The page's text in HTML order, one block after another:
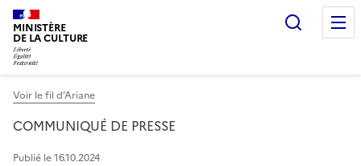
MINISTÈRE
DE LA CULTURE
Voir le fil d’Ariane
COMMUNIQUÉ DE PRESSE
Publié le 16.10.2024